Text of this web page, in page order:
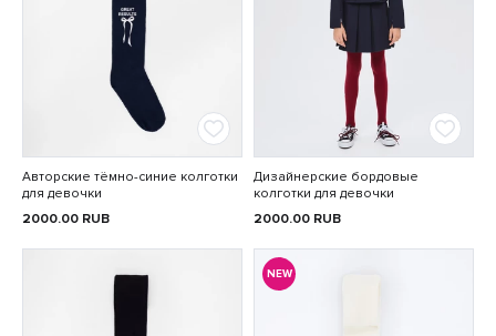
Авторские тёмно-синие колготки
для девочки
2000.00 RUB
Дизайнерские бордовые
колготки для девочки
2000.00 RUB
NEW